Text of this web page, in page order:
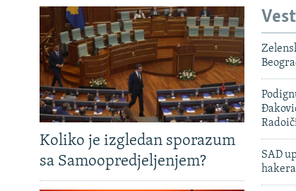
SVE KARTE DEJTONA
NASTANAK I RASPAD JUGOSLAVIJE
Koliko je izgledan sporazum
sa Samoopredjeljenjem?
SAD